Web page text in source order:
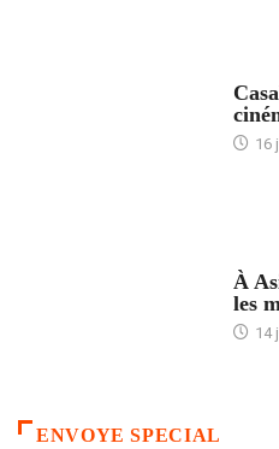
16
À
les
14
ENVOYE SPECIAL